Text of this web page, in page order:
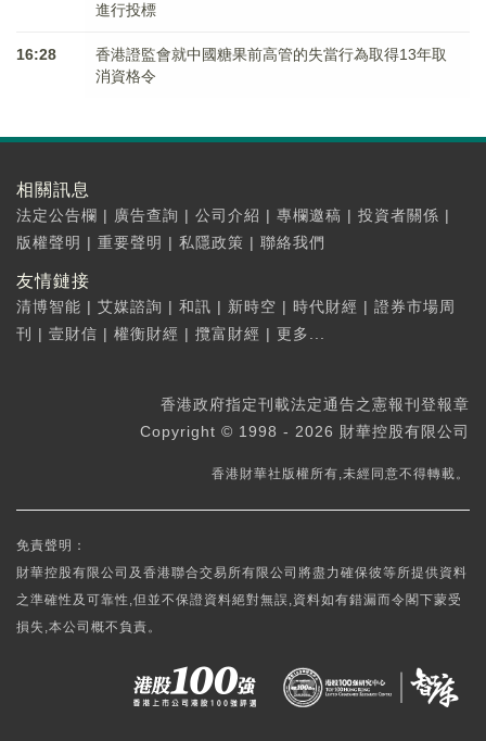
進行投標
16:28
香港證監會就中國糖果前高管的失當行為取得13年取
消資格令
相關訊息
法定公告欄 | 廣告查詢 | 公司介紹 | 專欄邀稿 | 投資者關係 |
版權聲明 | 重要聲明 | 私隱政策 | 聯絡我們
友情鏈接
清博智能 | 艾媒諮詢 | 和訊 | 新時空 | 時代財經 | 證券市場周
刊
| 壹財信 | 權衡財經 | 攬富財經 | 更多...
香港政府指定刊載法定通告之憲報刊登報章
Copyright © 1998 - 2026 財華控股有限公司
香港財華社版權所有,未經同意不得轉載。
免責聲明：
財華控股有限公司及香港聯合交易所有限公司將盡力確保彼等所提供資料
之準確性及可靠性,但並不保證資料絕對無誤,資料如有錯漏而令閣下蒙受
損失,本公司概不負責。